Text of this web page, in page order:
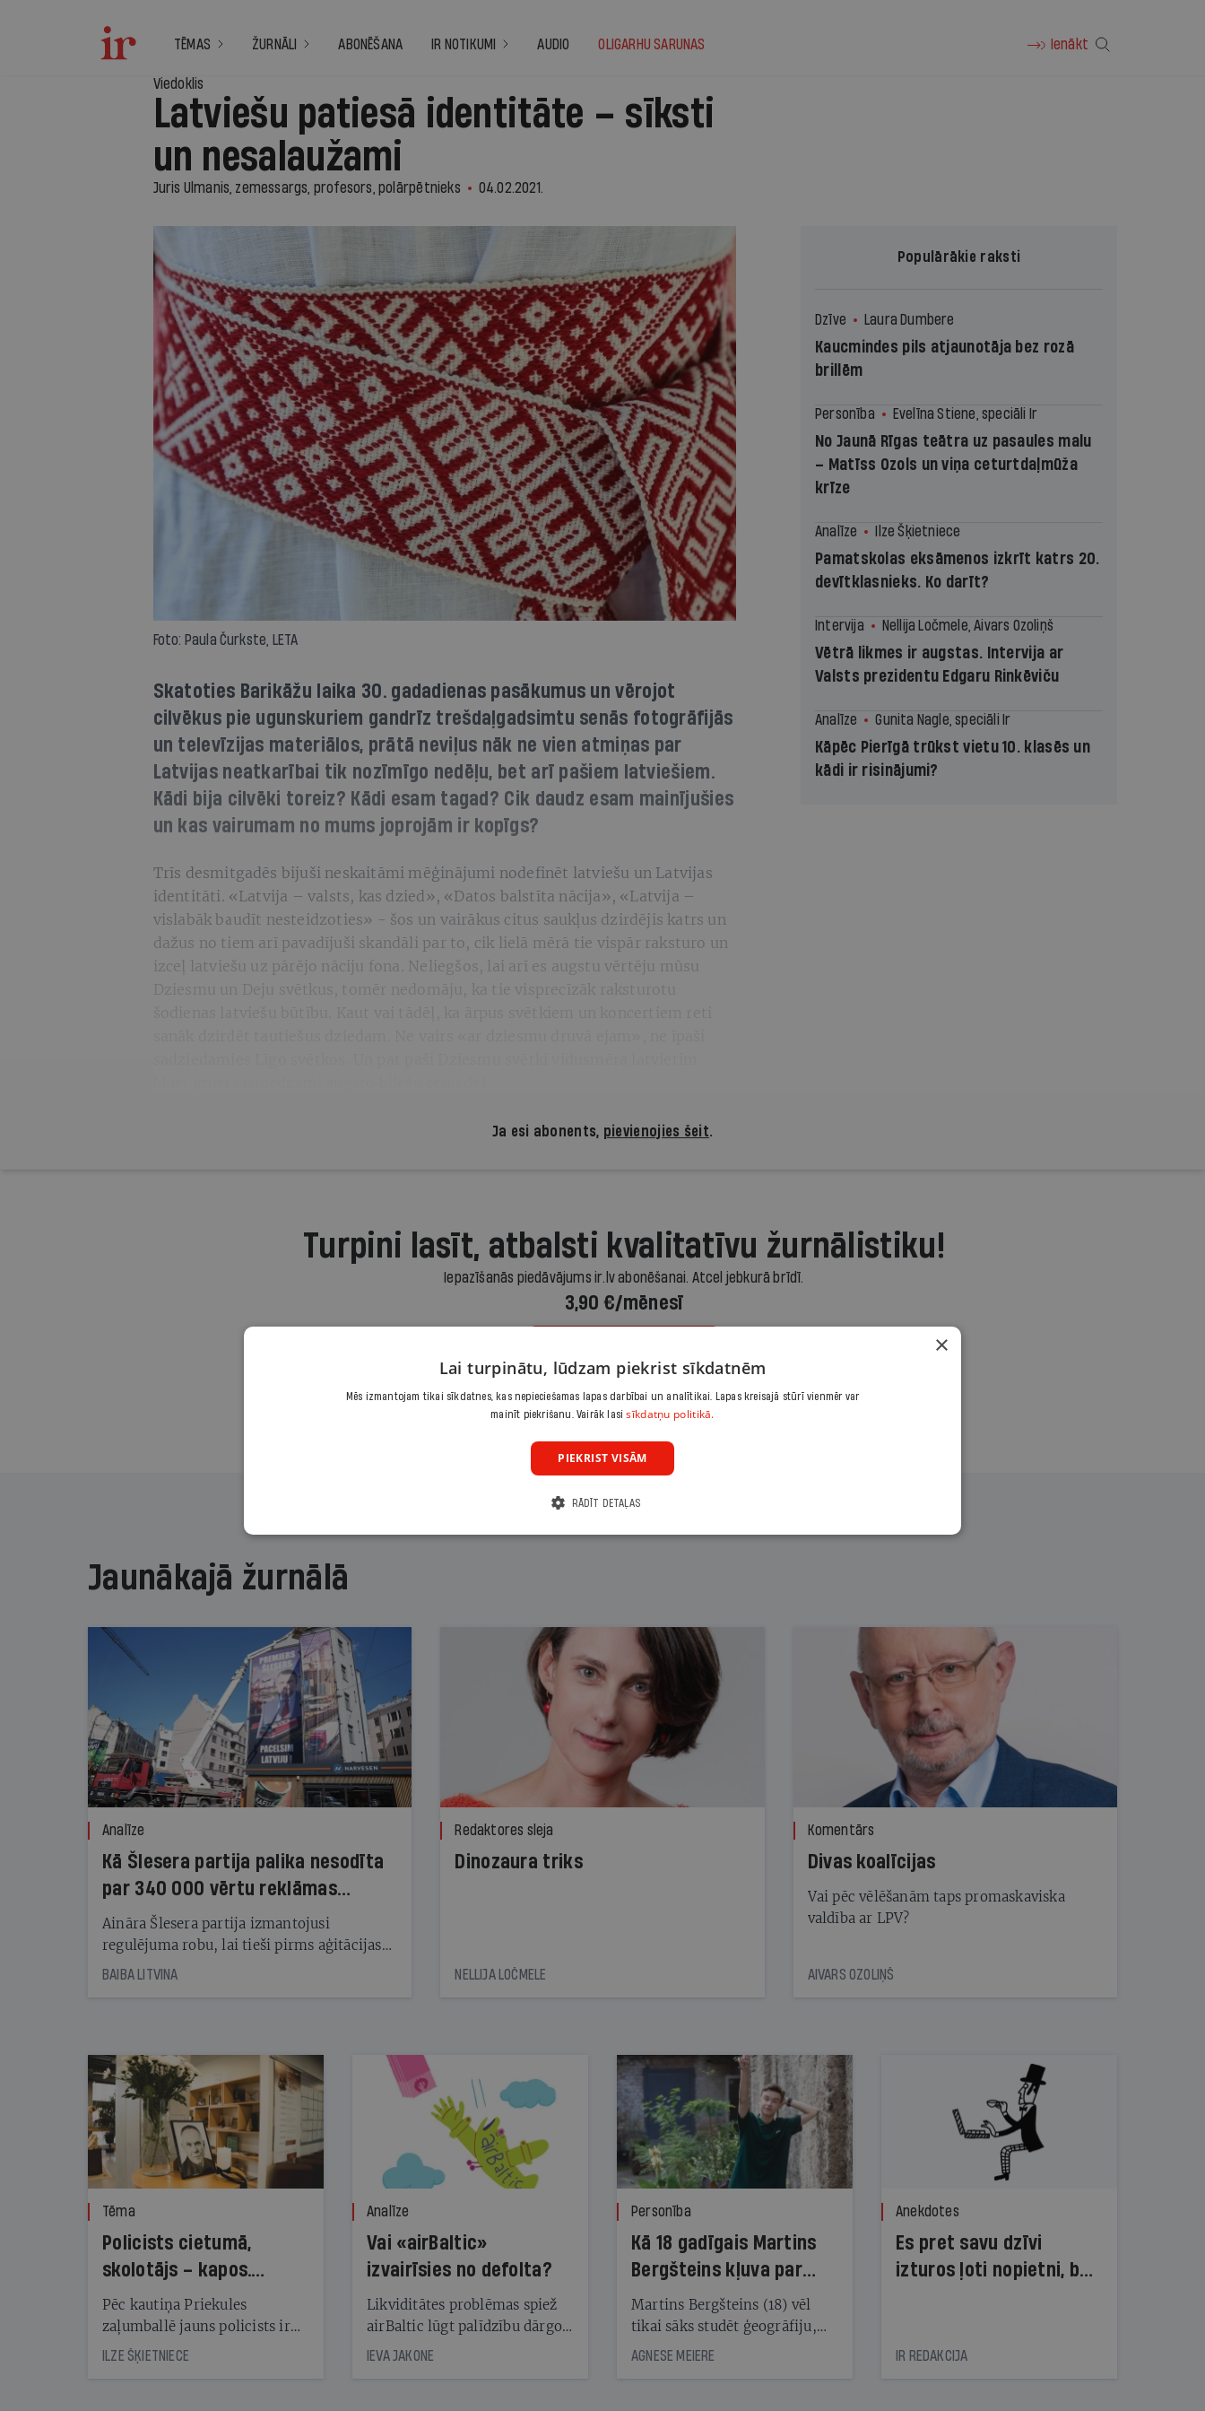
TĒMAS ŽURNĀLI ABONĒŠANA IR NOTIKUMI AUDIO OLIGARHU SARUNAS Ienākt
Viedoklis
Latviešu patiesā identitāte – sīksti
un nesalaužami
Juris Ulmanis, zemessargs, profesors, polārpētnieks 04.02.2021.
Foto: Paula Čurkste, LETA
Skatoties Barikāžu laika 30. gadadienas pasākumus un vērojot
cilvēkus pie ugunskuriem gandrīz trešdaļgadsimtu senās fotogrāfijās
un televīzijas materiālos, prātā neviļus nāk ne vien atmiņas par
Latvijas neatkarībai tik nozīmīgo nedēļu, bet arī pašiem latviešiem.
Kādi bija cilvēki toreiz? Kādi esam tagad? Cik daudz esam mainījušies
un kas vairumam no mums joprojām ir kopīgs?
Trīs desmitgadēs bijuši neskaitāmi mēģinājumi nodefinēt latviešu un Latvijas
identitāti. «Latvija – valsts, kas dzied», «Datos balstīta nācija», «Latvija –
vislabāk baudīt nesteidzoties» - šos un vairākus citus saukļus dzirdējis katrs un
dažus no tiem arī pavadījuši skandāli par to, cik lielā mērā tie vispār raksturo un
izceļ latviešu uz pārējo nāciju fona. Neliegšos, lai arī es augstu vērtēju mūsu
Dziesmu un Deju svētkus, tomēr nedomāju, ka tie visprecīzāk raksturotu
Populārākie raksti
Dzīve Laura Dumbere
Kaucmindes pils atjaunotāja bez rozā
brillēm
Personība Evelīna Stiene, speciāli Ir
No Jaunā Rīgas teātra uz pasaules malu
– Matīss Ozols un viņa ceturtdaļmūža
krīze
Analīze Ilze Šķietniece
Pamatskolas eksāmenos izkrīt katrs 20.
devītklasnieks. Ko darīt?
Intervija Nellija Ločmele, Aivars Ozoliņš
Vētrā likmes ir augstas. Intervija ar
Valsts prezidentu Edgaru Rinkēviču
Analīze Gunita Nagle, speciāli Ir
Kāpēc Pierīgā trūkst vietu 10. klasēs un
kādi ir risinājumi?
Ja esi abonents, pievienojies šeit.
Turpini lasīt, atbalsti kvalitatīvu žurnālistiku!
Iepazīšanās piedāvājums ir.lv abonēšanai. Atcel jebkurā brīdī.
3,90 €/mēnesī
Citas abonēšanas iespējas meklē šeit
Jaunākajā žurnālā
Analīze
Kā Šlesera partija palika nesodīta
par 340 000 vērtu reklāmas
kampaņu
Aināra Šlesera partija izmantojusi
regulējuma robu, lai tieši pirms aģitācijas
starta izreklamētos par summu, kas
BAIBA LITVINA
Redaktores sleja
Dinozaura triks
NELLIJA LOČMELE
Komentārs
Divas koalīcijas
Vai pēc vēlēšanām taps promaskaviska
valdība ar LPV?
AIVARS OZOLIŅŠ
Tēma
Policists cietumā,
skolotājs – kapos.
Reibuma cena Priekulē
Pēc kautiņa Priekules
zaļumballē jauns policists ir
nonācis cietumā, bet
cienījams pedagogs — kapos.
ILZE ŠĶIETNIECE
Analīze
Vai «airBaltic»
izvairīsies no defolta?
Likviditātes problēmas spiež
airBaltic lūgt palīdzību dārgo
obligāciju turētājiem, taču
IEVA JAKONE
Personība
Kā 18 gadīgais Martins
Bergšteins kļuva par
laika ziņu seju?
Martins Bergšteins (18) vēl
tikai sāks studēt ģeogrāfiju,
bet viņa sacītajam jau uzticas
AGNESE MEIERE
Anekdotes
Es pret savu dzīvi
izturos ļoti nopietni, bet
IR REDAKCIJA
×
Lai turpinātu, lūdzam piekrist sīkdatnēm
Mēs izmantojam tikai sīkdatnes, kas nepieciešamas lapas darbībai un analītikai. Lapas kreisajā stūrī vienmēr var
mainīt piekrišanu. Vairāk lasisīkdatņu politikā.
PIEKRIST VISĀM
RĀDĪT DETAĻAS